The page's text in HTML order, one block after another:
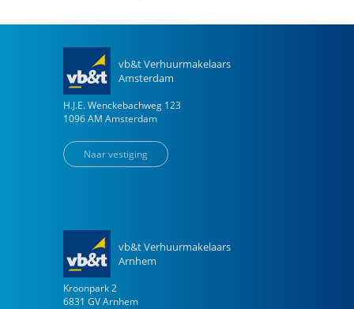
vb&t Verhuurmakelaars
Amsterdam
H.J.E. Wenckebachweg 123
1096 AM Amsterdam
Naar vestiging
vb&t Verhuurmakelaars
Arnhem
Kroonpark 2
6831 GV Arnhem